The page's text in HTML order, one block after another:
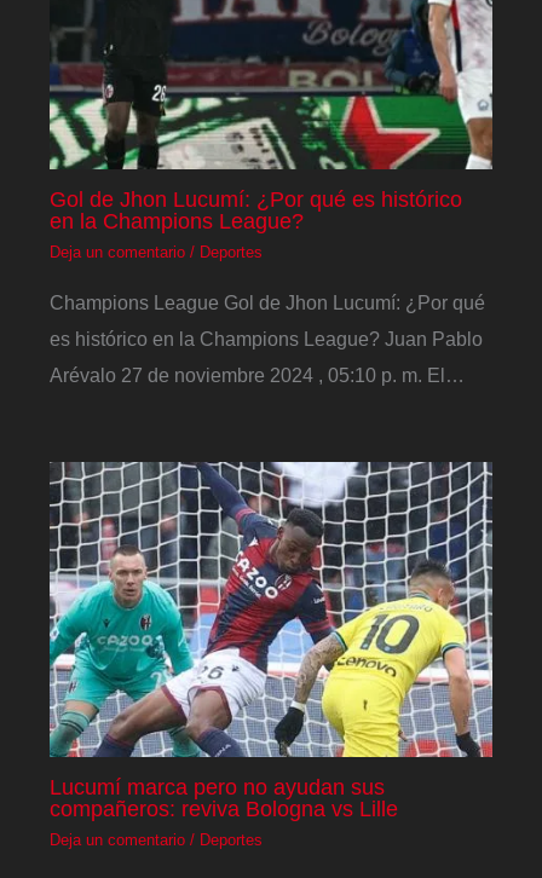
Gol de Jhon Lucumí: ¿Por qué es histórico
en la Champions League?
Deja un comentario / Deportes
Champions League Gol de Jhon Lucumí: ¿Por qué
es histórico en la Champions League? Juan Pablo
Arévalo 27 de noviembre 2024 , 05:10 p. m. El…
Lucumí marca pero no ayudan sus
compañeros: reviva Bologna vs Lille
Deja un comentario / Deportes